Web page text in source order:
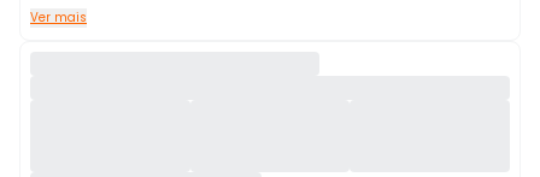
Ver mais